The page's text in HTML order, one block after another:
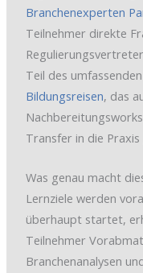
Branchenexperten
Teilnehmer direkte
Teil des
Bildungsreisen, das
Transfer in die
Was genau macht
Lernziele werden
überhaupt startet,
Teilnehmer
Branchenanalysen